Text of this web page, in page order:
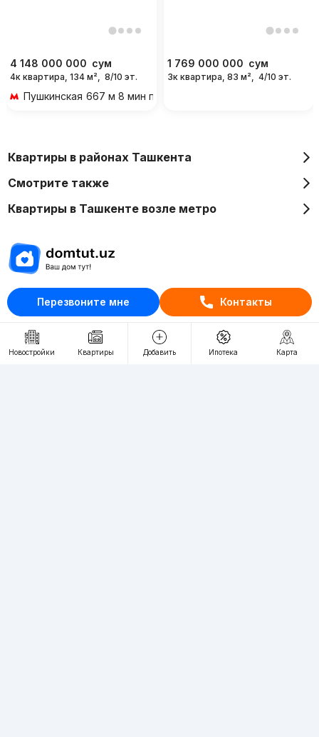
Перезвоните мне Контакты
4 148 000 000 сум
4к квартира, 134 м², 8/10 эт.
Пушкинская 667 м 8 мин пешком
1 769 000 000 сум
3к квартира, 83 м², 4/10 эт.
Новостройки Квартиры Добавить Ипотека Карта
Квартиры в районах Ташкента
Смотрите также
Квартиры в Ташкенте возле метро
Отдел рекламы
+998 (78) 113-20-86
+998 (93) 390-30-10
Пн-Пт. С 9:30 до 18:00